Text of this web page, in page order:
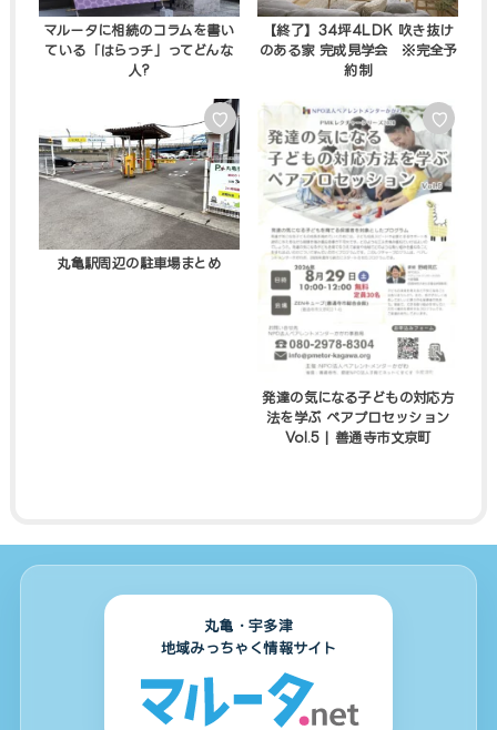
マルータに相続のコラムを書い
ている「はらっチ」ってどんな
人?
【終了】34坪4LDK 吹き抜け
のある家 完成見学会 ※完全予
約制
♡
丸亀駅周辺の駐車場まとめ
♡
発達の気になる子どもの対応方
法を学ぶ ペアプロセッション
Vol.5 | 善通寺市文京町
丸亀・宇多津
地域みっちゃく情報サイト